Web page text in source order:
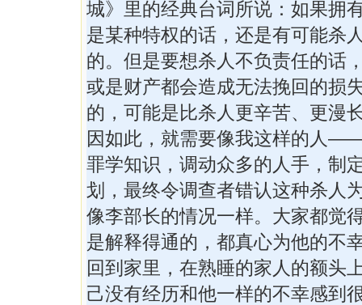
城》里的经典台词所说：如果拥
是某种特权的话，还是有可能杀
的。但是要想杀人不负责任的话
或是财产都会造成无法挽回的损
的，可能是比杀人更辛苦、更
因如此，就需要像我这样的人
罪学知识，调动众多的人手，制
划，最终令调查者错认这种杀人
像李部长的情况一样。大家都觉
是解释得通的，都真心为他的
回到家里，在熟睡的家人的额头
己没有经历和他一样的不幸感到